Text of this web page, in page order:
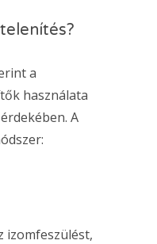
a
használata
A
izomfeszülést,